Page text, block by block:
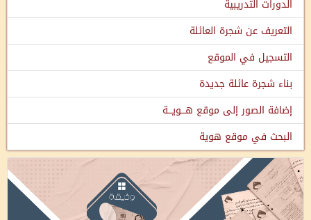
الدورات التدريبية
التعريف عن شجرة العائلة
التسجيل في الموقع
بناء شجرة عائلة جديدة
إضافة الصور إلى موقع هـــويـــة
البحث في موقع هوية